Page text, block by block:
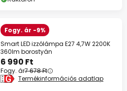
Fogy. ár -9%
Smart LED izzólámpa E27 4,7W 2200K
360lm borostyán
6 990 Ft
Fogy. ár7 678 Ft
Termékinformációs adatlap